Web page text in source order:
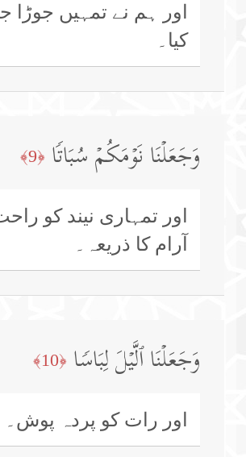
اور ہم نے تمہیں جوڑا
کیا۔
وَجَعَلۡنَا نَوۡمَكُمۡ سُبَاتࣰا ﴿9﴾
اور تمہاری نیند کو
آرام کا ذریعہ۔
وَجَعَلۡنَا ٱلَّیۡلَ لِبَاسࣰا ﴿10﴾
اور رات کو پردہ پوش۔